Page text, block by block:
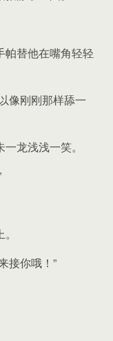
帕替他在嘴角轻轻
像刚刚那样舔一
龙浅浅一笑。
接你哦！”